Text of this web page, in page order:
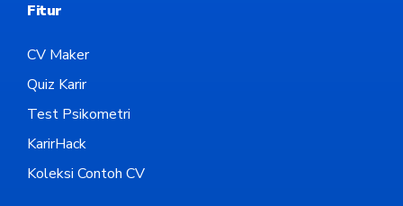
Fitur
CV Maker
Quiz Karir
Test Psikometri
KarirHack
Koleksi Contoh CV